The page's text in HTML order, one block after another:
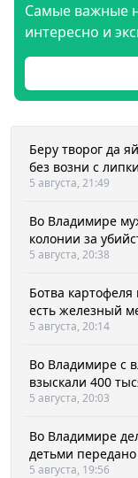
Самые важные
интересно и
Беру творог да
без возни с
5 августа, 21:49
Во Владимире
колонии за
5 августа, 20:38
Ботва
есть железный
5 августа, 20:14
Во Владимире с
взыскали 400
5 августа, 20:03
Во Владимире
детьми передано
5 августа, 19:56